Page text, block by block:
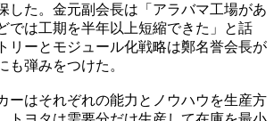
した。金元副会長は「アラバマ工場があ
では工期を半年以上短縮できた」と話
リーとモジュール化戦略は鄭名誉会長が
も弾みをつけた。
ーはそれぞれの能力とノウハウを生産方